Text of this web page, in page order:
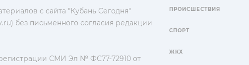
с сайта "Кубань Сегодня"
без письменного согласия редакции
СМИ Эл № ФС77-72910 от
ПРОИСШЕСТВИЯ
СПОРТ
ЖКХ